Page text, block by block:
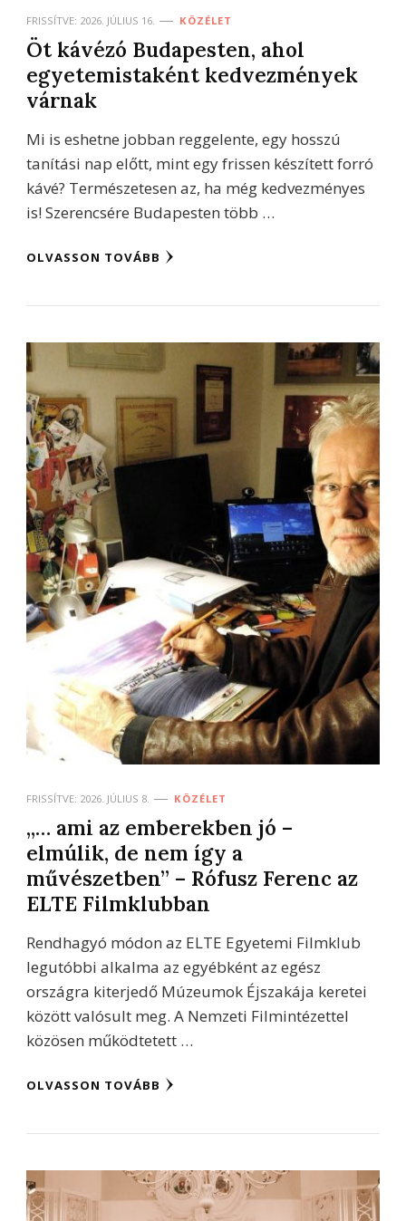
FRISSÍTVE: 2026. JÚLIUS 16. KÖZÉLET
Öt kávézó Budapesten, ahol
egyetemistaként kedvezmények
várnak
Mi is eshetne jobban reggelente, egy hosszú
tanítási nap előtt, mint egy frissen készített forró
kávé? Természetesen az, ha még kedvezményes
is! Szerencsére Budapesten több …
OLVASSON TOVÁBB
FRISSÍTVE: 2026. JÚLIUS 8. KÖZÉLET
„… ami az emberekben jó –
elmúlik, de nem így a
művészetben” – Rófusz Ferenc az
ELTE Filmklubban
Rendhagyó módon az ELTE Egyetemi Filmklub
legutóbbi alkalma az egyébként az egész
országra kiterjedő Múzeumok Éjszakája keretei
között valósult meg. A Nemzeti Filmintézettel
közösen működtetett …
OLVASSON TOVÁBB